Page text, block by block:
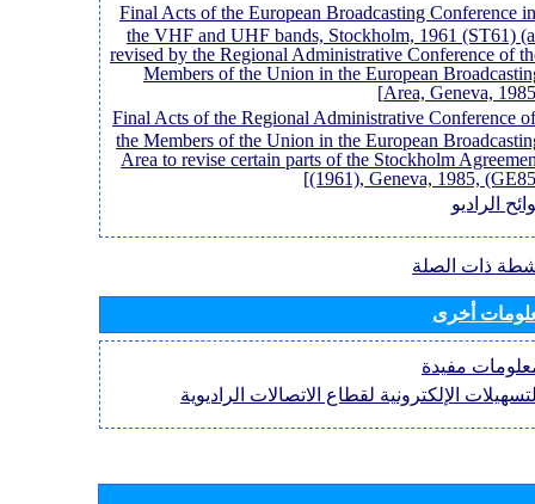
[Final Acts of the European Broadcasting Conference in
the VHF and UHF bands, Stockholm, 1961 (ST61)
revised by the Regional Administrative Conference of
Members of the Union in the European
Area, Geneva,
[Final Acts of the Regional Administrative Conference of
the Members of the Union in the European
Area to revise certain parts of the Stockholm
(1961), Geneva, 1985,
الراديو
ذات الصلة
أخرى
مفيدة
الإلكترونية لقطاع الاتصالات الراديوية